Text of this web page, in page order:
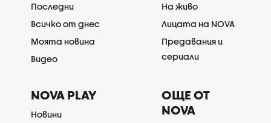
Последни
Всичко от днес
Моята новина
Видео
На живо
Лицата на NOVA
Предавания и
сериали
NOVA PLAY
Новини
ОЩЕ ОТ
NOVA